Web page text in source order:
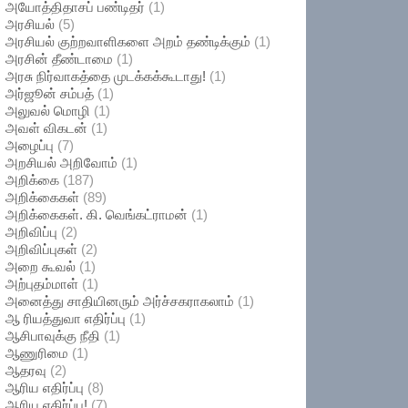
அயோத்திதாசப் பண்டிதர் (1)
அரசியல் (5)
அரசியல் குற்றவாளிகளை அறம் தண்டிக்கும் (1)
அரசின் தீண்டாமை (1)
அரசு நிர்வாகத்தை முடக்கக்கூடாது! (1)
அர்ஜூன் சம்பத் (1)
அலுவல் மொழி (1)
அவள் விகடன் (1)
அழைப்பு (7)
அறசியல் அறிவோம் (1)
அறிக்கை (187)
அறிக்கைகள் (89)
அறிக்கைகள். கி. வெங்கட்ராமன் (1)
அறிவிப்பு (2)
அறிவிப்புகள் (2)
அறை கூவல் (1)
அற்புதம்மாள் (1)
அனைத்து சாதியினரும் அர்ச்சகராகலாம் (1)
ஆ ரியத்துவா எதிர்ப்பு (1)
ஆசிபாவுக்கு நீதி (1)
ஆணுரிமை (1)
ஆதரவு (2)
ஆரிய எதிர்ப்பு (8)